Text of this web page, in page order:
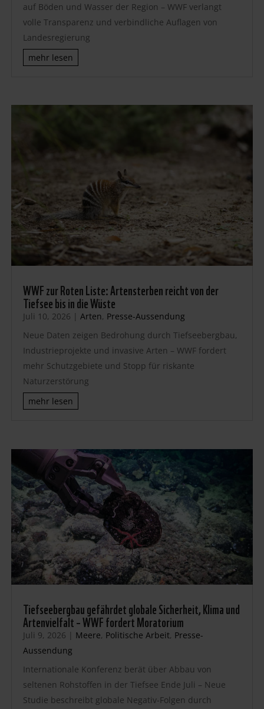
auf Böden und Wasser der Region – WWF verlangt
volle Transparenz und verbindliche Auflagen von
Landesregierung
mehr lesen
WWF zur Roten Liste: Artensterben reicht von der
Tiefsee bis in die Wüste
Juli 10, 2026 | Arten, Presse-Aussendung
Neue Daten zeigen Bedrohung durch Tiefseebergbau,
Industrieprojekte und invasive Arten – WWF fordert
mehr Schutzgebiete und Stopp für riskante
Naturzerstörung
mehr lesen
Tiefseebergbau gefährdet globale Sicherheit, Klima und
Artenvielfalt – WWF fordert Moratorium
Juli 9, 2026 | Meere, Politische Arbeit, Presse-
Aussendung
Internationale Konferenz berät über Abbau von
seltenen Rohstoffen in der Tiefsee Ende Juli – Neue
Studie beschreibt globale Negativ-Folgen durch